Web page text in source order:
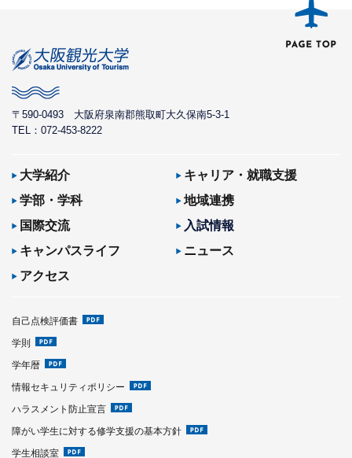
〒590-0493 大阪府泉南郡熊取町大久保南5-3-1
TEL：072-453-8222
大学紹介
キャリア・就職支援
学部・学科
地域連携
国際交流
入試情報
キャンパスライフ
ニュース
アクセス
自己点検評価書
学則
学年暦
情報セキュリティポリシー
ハラスメント防止宣言
障がい学生に対する修学支援の基本方針
学生相談室